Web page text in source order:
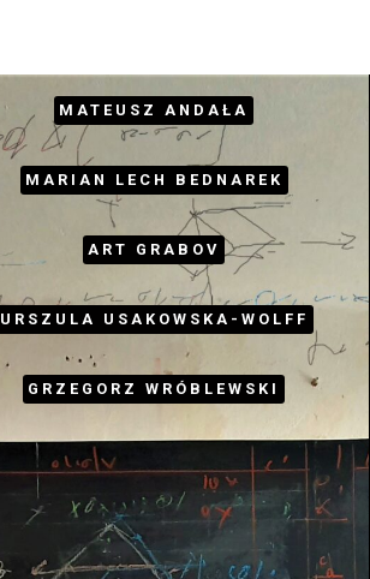
MATEUSZ ANDAŁA
MARIAN LECH BEDNAREK
ART GRABOV
URSZULA USAKOWSKA-WOLFF
GRZEGORZ WRÓBLEWSKI